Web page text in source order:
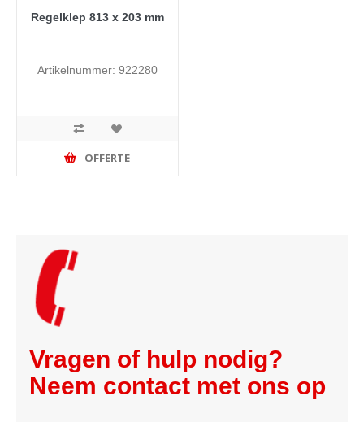
Regelklep 813 x 203 mm
Artikelnummer: 922280
OFFERTE
Vragen of hulp nodig?
Neem contact met ons op